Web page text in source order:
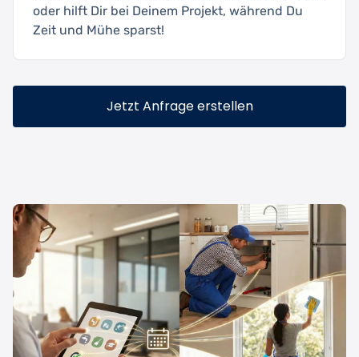
oder hilft Dir bei Deinem Projekt, während Du
Zeit und Mühe sparst!
Jetzt Anfrage erstellen